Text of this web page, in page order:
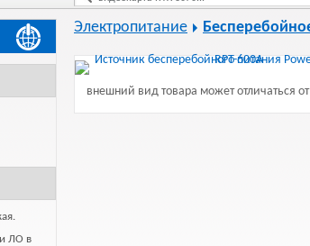
и ЛО в
Электропитание
внешний вид товара может отличаться